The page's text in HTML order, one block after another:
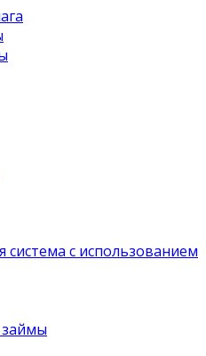
система с использованием